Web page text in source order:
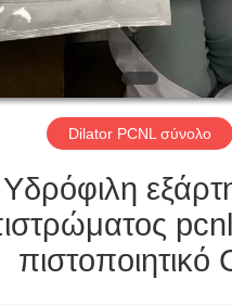
Dilator PCNL σύνολο
Υδρόφιλη
πιστοποιητικό